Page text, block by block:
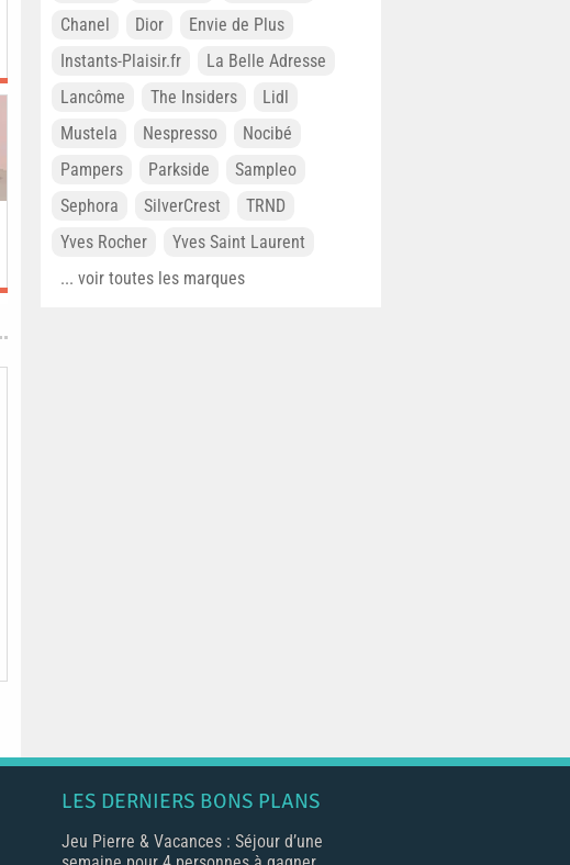
Chanel
Dior
Envie de Plus
Instants-Plaisir.fr
La Belle Adresse
Lancôme
The Insiders
Lidl
Mustela
Nespresso
Nocibé
Pampers
Parkside
Sampleo
Sephora
SilverCrest
TRND
Yves Rocher
Yves Saint Laurent
... voir toutes les marques
LES DERNIERS BONS PLANS
Jeu Pierre & Vacances : Séjour d’une